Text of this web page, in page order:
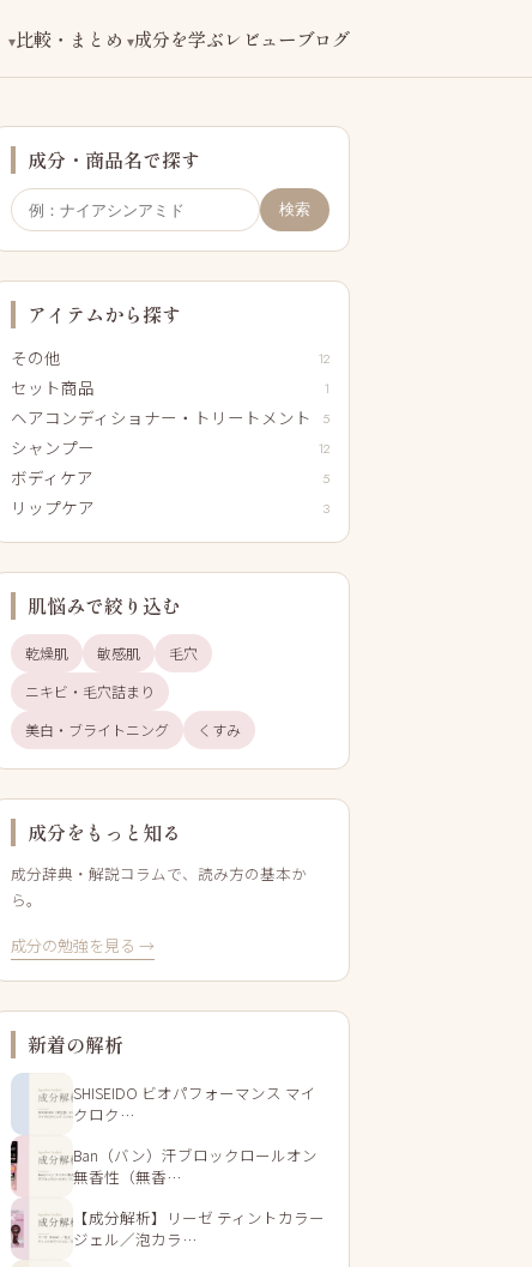
比較・まとめ 成分を学ぶレビューブログ
成分・商品名で探す
検索
アイテムから探す
その他 12
セット商品 1
ヘアコンディショナー・トリートメント 5
シャンプー 12
ボディケア 5
リップケア 3
肌悩みで絞り込む
乾燥肌 敏感肌
毛穴
ニキビ・毛穴詰まり
美白・ブライトニング
くすみ
成分をもっと知る
成分辞典・解説コラムで、読み方の基本か
ら。
成分の勉強を見る →
新着の解析
SHISEIDO ビオパフォーマンス マイ
クロク…
Ban（バン）汗ブロックロールオン
無香性（無香…
【成分解析】リーゼ ティントカラー
ジェル／泡カラ…